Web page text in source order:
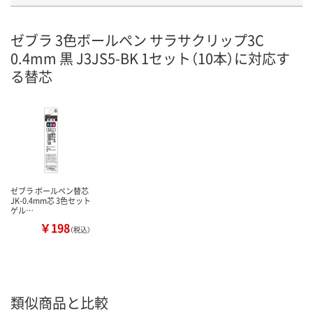
ゼブラ 3色ボールペン サラサクリップ3C
0.4mm 黒 J3JS5-BK 1セット（10本）に対応す
る替芯
ゼブラ ボールペン替芯
JK-0.4mm芯 3色セット
ゲル…
￥198（税込）
類似商品と比較